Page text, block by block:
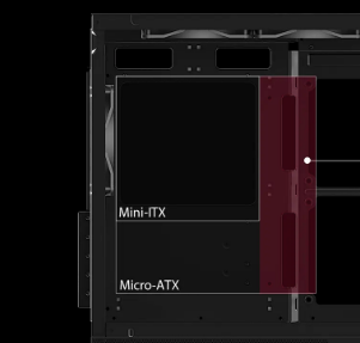
GPU SUPPORT
PANO M110A mendukung